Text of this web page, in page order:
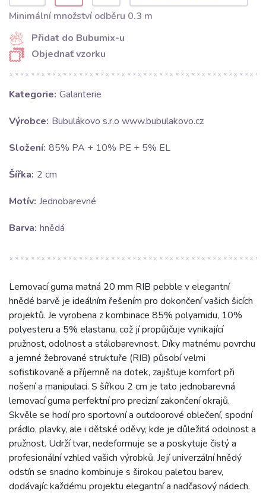
Minimální množství odběru 0.3 m
Přidat do Bubumix-u
Objednať vzorku
Kategorie: Galanterie
Výrobce: Bubulákovo s.r.o www.bubulakovo.cz
Složení: 85% PA + 10% PE + 5% EL
Šířka: 2 cm
Motív: Jednobarevné
Barva: hnědá
Lemovací guma matná 20 mm RIB pebble v elegantní
hnědé barvě je ideálním řešením pro dokončení vašich šicích
projektů. Je vyrobena z kombinace 85% polyamidu, 10%
polyesteru a 5% elastanu, což jí propůjčuje vynikající
pružnost, odolnost a stálobarevnost. Díky matnému povrchu
a jemné žebrované struktuře (RIB) působí velmi
sofistikovaně a příjemně na dotek, zajišťuje komfort při
nošení a manipulaci. S šířkou 2 cm je tato jednobarevná
lemovací guma perfektní pro precizní zakončení okrajů.
Skvěle se hodí pro sportovní a outdoorové oblečení, spodní
prádlo, plavky, ale i dětské oděvy, kde je důležitá odolnost a
pružnost. Udrží tvar, nedeformuje se a poskytuje čistý a
profesionální vzhled vašich výrobků. Její univerzální hnědý
odstín se snadno kombinuje s širokou paletou barev,
dodávajíc každému projektu elegantní a nadčasový nádech.